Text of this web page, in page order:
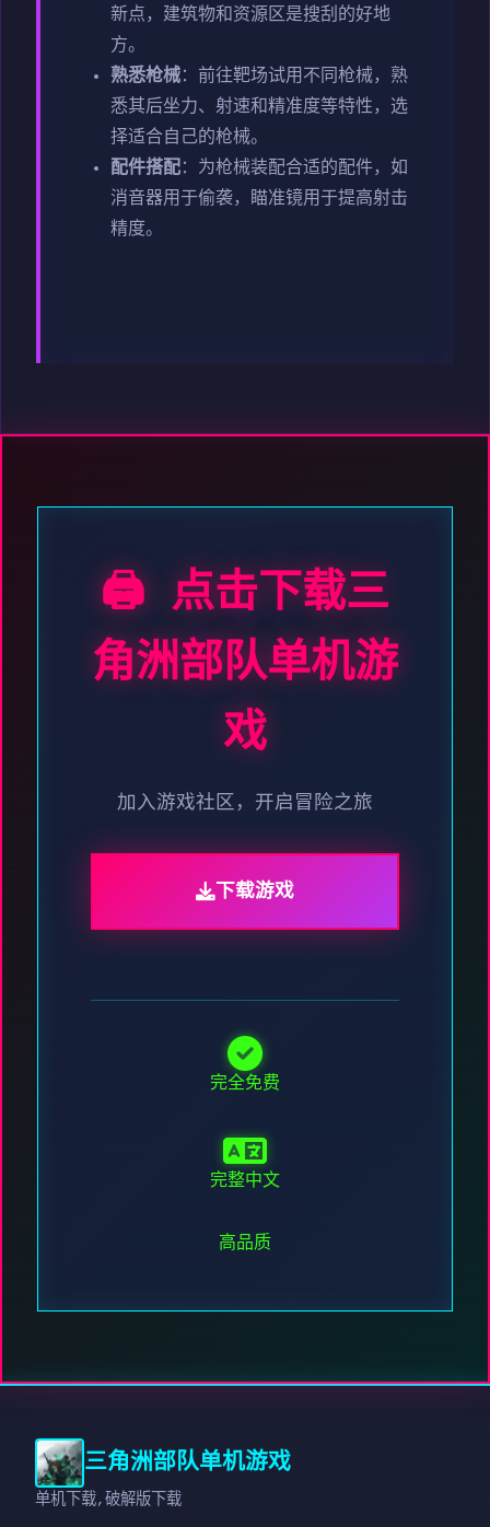
新点，建筑物和资源区是搜刮的好地
方。
熟悉枪械：前往靶场试用不同枪械，熟
悉其后坐力、射速和精准度等特性，选
择适合自己的枪械。
配件搭配：为枪械装配合适的配件，如
消音器用于偷袭，瞄准镜用于提高射击
精度。
🖨️ 点击下载三
角洲部队单机游
戏
加入游戏社区，开启冒险之旅
下载游戏
完全免费
完整中文
高品质
三角洲部队单机游戏
单机下载,破解版下载